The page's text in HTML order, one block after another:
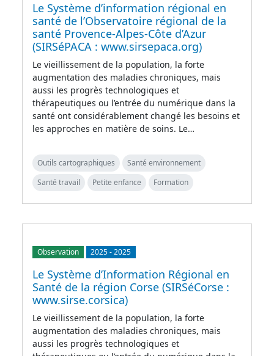
Le Système d’information régional en
santé de l’Observatoire régional de la
santé Provence-Alpes-Côte d’Azur
(SIRSéPACA : www.sirsepaca.org)
Le vieillissement de la population, la forte
augmentation des maladies chroniques, mais
aussi les progrès technologiques et
thérapeutiques ou l’entrée du numérique dans la
santé ont considérablement changé les besoins et
les approches en matière de soins. Le…
Outils cartographiques
Santé environnement
Santé travail
Petite enfance Formation
Observation 2025-2025
Le Système d’Information Régional en
Santé de la région Corse (SIRSéCorse :
www.sirse.corsica)
Le vieillissement de la population, la forte
augmentation des maladies chroniques, mais
aussi les progrès technologiques et